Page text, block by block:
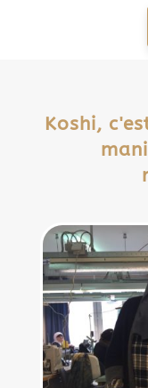
Koshi,